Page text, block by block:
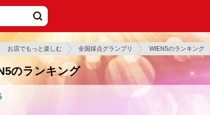
お店でもっと楽しむ 全国採点グランプリ WIEN5のランキング
のランキング